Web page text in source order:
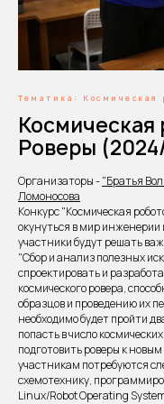
Тематика: Космическая
Космическая
Роверы
Организаторы -"Братья
Ломоносова
Конкурс "Космическая
окунуться в мир инженерии
участники будут решать
"Сбор и анализ полезных
спроектировать и
космического ровера,
образцов и проведению их
необходимо будет пройти
попасть в число
подготовить роверы к
участникам потребуются
схемотехнику,
Linux/Robot Operating